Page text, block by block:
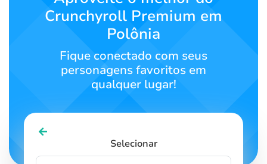
Crunchyroll Premium em
Polônia
Fique conectado com seus
personagens favoritos em
qualquer lugar!
Selecionar